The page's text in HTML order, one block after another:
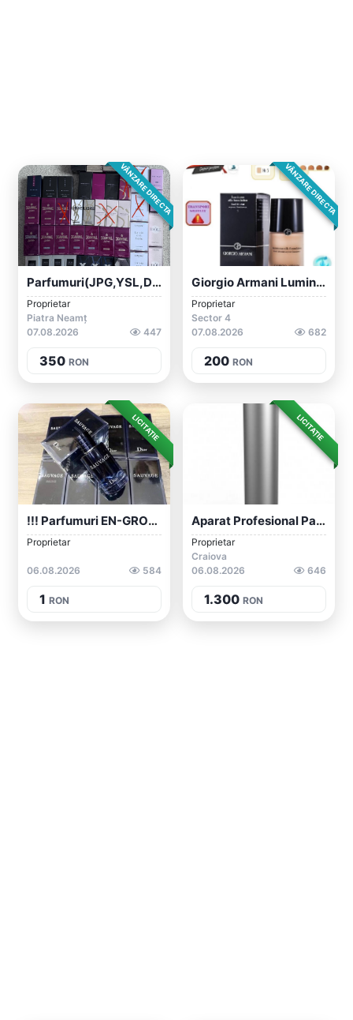
VÂNZARE DIRECTA
Parfumuri(JPG,YSL,DIOR,ARMANI Etc)
Proprietar
Piatra Neamț
07.08.2026
447
350 RON
VÂNZARE DIRECTA
Giorgio Armani Luminious Silk Foundation...
Proprietar
Sector 4
07.08.2026
682
200 RON
LICITAȚIE
!!! Parfumuri EN-GROSS Pentru BĂRBATI Și...
Proprietar
06.08.2026 584
1 RON
LICITAȚIE
Aparat Profesional Parfumare Spatii, GOO...
Proprietar
Craiova
06.08.2026
646
1.300 RON